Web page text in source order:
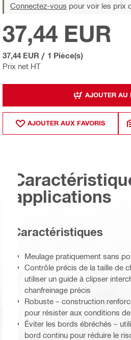
Connectez-vous pour voir les prix
Prix net HT
37,44 EUR
37,44 EUR / 1 Pièce(s)
AJOUTER AU
AJOUTER AUX FAVORIS
applications
Caractéristiques
Meulage pratiquement sans
Contrôle précis de la taille de
utiliser un guide à clipser
chanfreinage précis
Robuste – construction
pour résister aux conditions
Éviter les bords ébréchés –
bord continu pour réduire le